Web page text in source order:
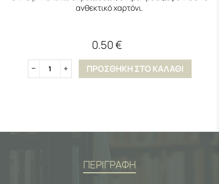
ανθεκτικό χαρτόνι.
0.50 €
1 ΠΡΟΣΘΗΚΗ ΣΤΟ ΚΑΛΑΘΙ
ΠΕΡΙΓΡΑΦΗ